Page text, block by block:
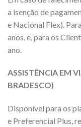
a isenção de
e Nacional Flex).
anos, e, para os
ano.
ASSISTÊNCIA EM
BRADESCO)
Disponível para os
e Preferencial Plus,